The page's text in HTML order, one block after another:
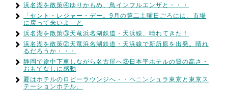
浜名湖を散策④ゆりかもめ、鳥インフルエンザと・・・
「セント・レジャー・デー。9月の第二土曜日ごろには、市場
に戻って来いよ」と
浜名湖を散策③天竜浜名湖鉄道・天浜線、晴れてきた！
浜名湖を散策②天竜浜名湖鉄道・天浜線で新所原を出発。晴れ
るだろうか・・・
静岡で途中下車しながら名古屋へ③日本平ホテルの質の高さ・
おもてなしに感動
夏はホテルのロビーラウンジへ・・ペニンシュラ東京と東京ス
テーションホテル。